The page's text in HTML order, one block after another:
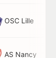
OSC Lille
AS Nancy